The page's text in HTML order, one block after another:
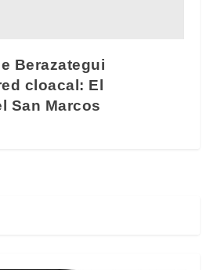
Berazategui
cloacal: El
San Marcos